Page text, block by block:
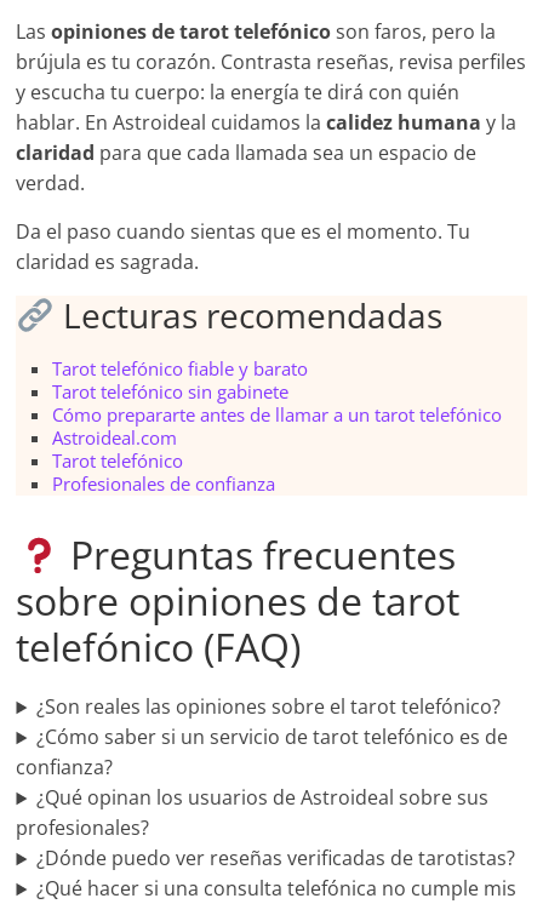
Lasopiniones de tarot telefónicoson faros, pero la
brújula es tu corazón. Contrasta reseñas, revisa perfiles
y escucha tu cuerpo: la energía te dirá con quién
hablar. En Astroideal cuidamos lacalidez humana y la
claridad para que cada llamada sea un espacio de
verdad.
Da el paso cuando sientas que es el momento. Tu
claridad es sagrada.
Lecturas recomendadas
Tarot telefónico fiable y barato
Tarot telefónico sin gabinete
Cómo prepararte antes de llamar a un tarot telefónico
Astroideal.com
Tarot telefónico
Profesionales de confianza
Preguntas frecuentes
sobre opiniones de tarot
telefónico (FAQ)
¿Son reales las opiniones sobre el tarot telefónico?
¿Cómo saber si un servicio de tarot telefónico es de
confianza?
¿Qué opinan los usuarios de Astroideal sobre sus
profesionales?
¿Dónde puedo ver reseñas verificadas de tarotistas?
¿Qué hacer si una consulta telefónica no cumple mis